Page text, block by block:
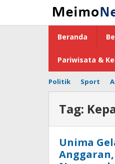
konten
Beranda
Pariwisata &
Politik Sport
Tag:
Unima